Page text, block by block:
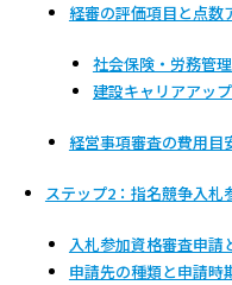
経審の評価項目と点数
社会保険・労務管
建設キャリアアッ
経営事項審査の費用目
ステップ2：指名競争入札
入札参加資格審査申請
申請先の種類と申請時